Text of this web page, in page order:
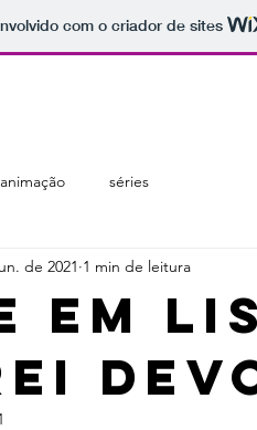
com o criador de sites
animação séries
EM
de 2021 1 min de leitura